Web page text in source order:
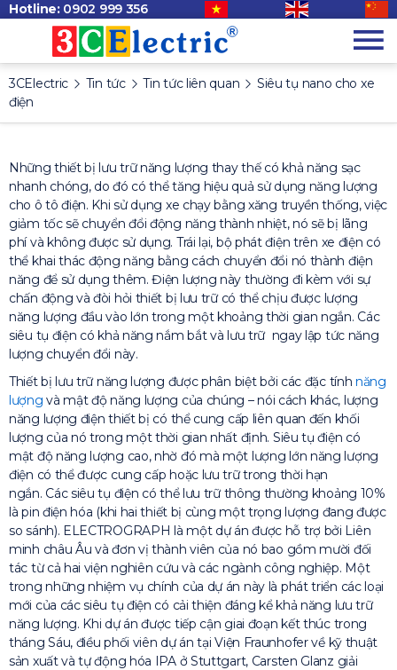
Hotline: 0902 999 356
3CElectric Tin tức Tin tức liên quan
Siêu tụ nano cho xe
điện
Những thiết bị lưu trữ năng lượng thay thế có khả năng sạc
nhanh chóng, do đó có thể tăng hiệu quả sử dụng năng lượng
cho ô tô điện. Khi sử dụng xe chạy bằng xăng truyền thống, việc
giảm tốc sẽ chuyển đổi động năng thành nhiệt, nó sẽ bị lãng
phí và không được sử dụng. Trái lại, bộ phát điện trên xe điện có
thể khai thác động năng bằng cách chuyển đổi nó thành điện
năng để sử dụng thêm. Điện lượng này thường đi kèm với sự
chấn động và đòi hỏi thiết bị lưu trữ có thể chịu được lượng
năng lượng đầu vào lớn trong một khoảng thời gian ngắn. Các
siêu tụ điện có khả năng nắm bắt và lưu trữ ngay lập tức năng
lượng chuyển đổi này.
Thiết bị lưu trữ năng lượng được phân biệt bởi các đặc tínhnăng
lượng và mật độ năng lượng của chúng – nói cách khác, lượng
năng lượng điện thiết bị có thể cung cấp liên quan đến khối
lượng của nó trong một thời gian nhất định. Siêu tụ điện có
mật độ năng lượng cao, nhờ đó mà một lượng lớn năng lượng
điện có thể được cung cấp hoặc lưu trữ trong thời hạn
ngắn. Các siêu tụ điện có thể lưu trữ thông thường khoảng 10%
là pin điện hóa (khi hai thiết bị cùng một trọng lượng đang được
so sánh). ELECTROGRAPH là một dự án được hỗ trợ bởi Liên
minh châu Âu và đơn vị thành viên của nó bao gồm mười đối
tác từ cả hai viện nghiên cứu và các ngành công nghiệp. Một
trong những nhiệm vụ chính của dự án này là phát triển các loại
mới của các siêu tụ điện có cải thiện đáng kể khả năng lưu trữ
năng lượng. Khi dự án được tiếp cận giai đoạn kết thúc trong
tháng Sáu, điều phối viên dự án tại Viện Fraunhofer về kỹ thuật
sản xuất và tự động hóa IPA ở Stuttgart, Carsten Glanz giải